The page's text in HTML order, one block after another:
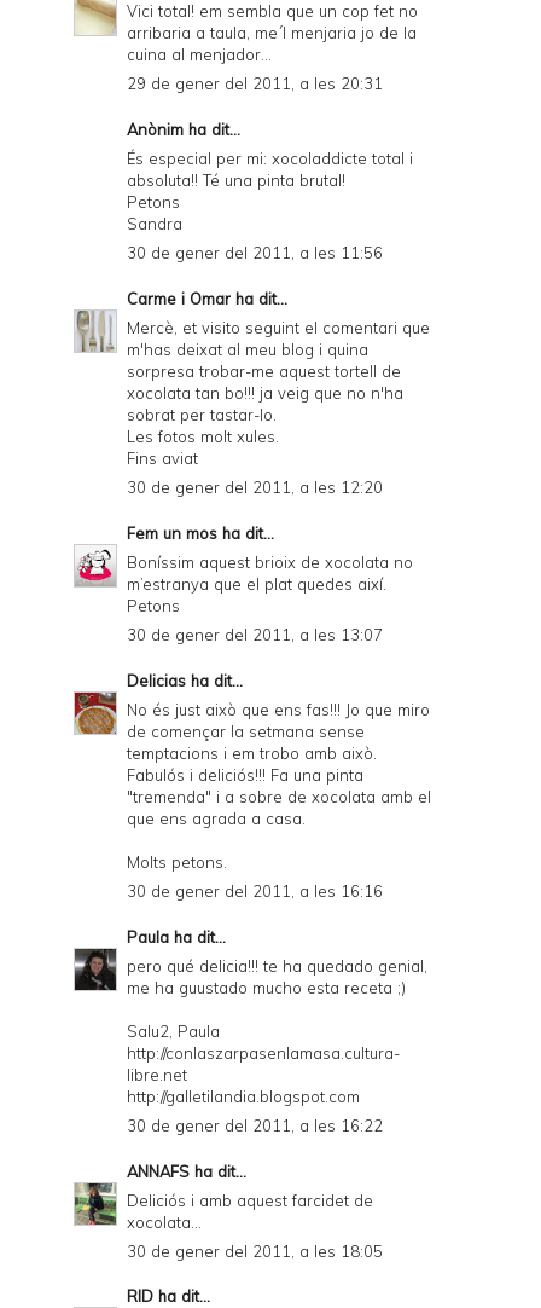
Vici total! em sembla que un cop fet no
arribaria a taula, me´l menjaria jo de la
cuina al menjador...
29 de gener del 2011, a les 20:31
Anònim ha dit...
És especial per mi: xocoladdicte total i
absoluta!! Té una pinta brutal!
Petons
Sandra
30 de gener del 2011, a les 11:56
Carme i Omar ha dit...
Mercè, et visito seguint el comentari que
m'has deixat al meu blog i quina
sorpresa trobar-me aquest tortell de
xocolata tan bo!!! ja veig que no n'ha
sobrat per tastar-lo.
Les fotos molt xules.
Fins aviat
30 de gener del 2011, a les 12:20
Fem un mos ha dit...
Boníssim aquest brioix de xocolata no
m’estranya que el plat quedes així.
Petons
30 de gener del 2011, a les 13:07
Delicias ha dit...
No és just això que ens fas!!! Jo que miro
de començar la setmana sense
temptacions i em trobo amb això.
Fabulós i deliciós!!! Fa una pinta
"tremenda" i a sobre de xocolata amb el
que ens agrada a casa.
Molts petons.
30 de gener del 2011, a les 16:16
Paula ha dit...
pero qué delicia!!! te ha quedado genial,
me ha guustado mucho esta receta ;)
Salu2, Paula
http://conlaszarpasenlamasa.cultura-
libre.net
http://galletilandia.blogspot.com
30 de gener del 2011, a les 16:22
ANNAFS ha dit...
Deliciós i amb aquest farcidet de
xocolata...
30 de gener del 2011, a les 18:05
RID ha dit...